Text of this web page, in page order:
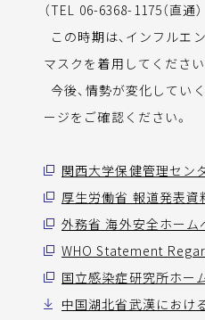
（TEL 06-6368-1175（直
この時期は、インフルエ
マスクを着用してください
今後、情勢が変化してい
ージをご確認ください。
関西大学保健管理セン
厚生労働省 報道発表資
外務省 海外安全ホーム
WHO Statement
国立感染症研究所ホー
中国湖北省武漢におけ